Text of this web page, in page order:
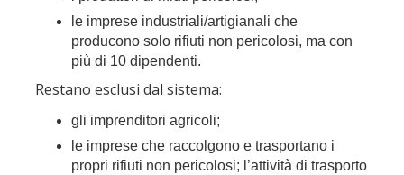
le imprese industriali/artigianali che
producono solo rifiuti non pericolosi, ma con
più di 10 dipendenti.
Restano esclusi dal sistema:
gli imprenditori agricoli;
le imprese che raccolgono e trasportano i
propri rifiuti non pericolosi; l’attività di trasporto